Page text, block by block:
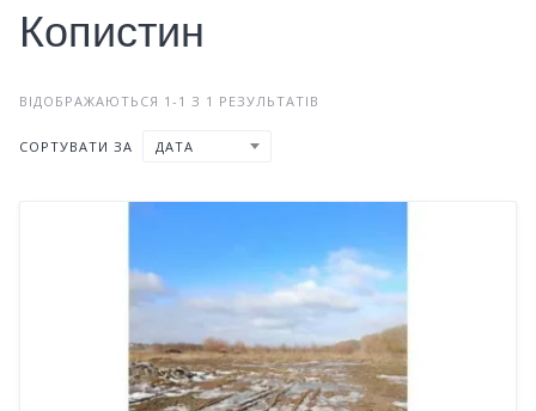
Копистин
ВІДОБРАЖАЮТЬСЯ 1-1 З 1 РЕЗУЛЬТАТІВ
СОРТУВАТИ ЗА ДАТА